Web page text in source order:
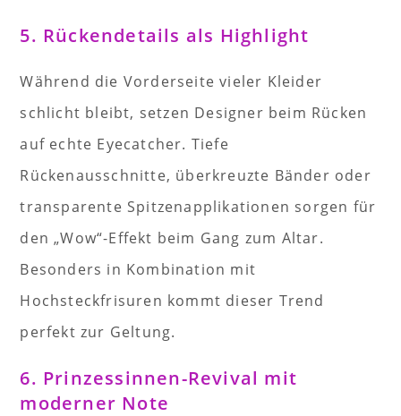
5. Rückendetails als Highlight
Während die Vorderseite vieler Kleider
schlicht bleibt, setzen Designer beim Rücken
auf echte Eyecatcher. Tiefe
Rückenausschnitte, überkreuzte Bänder oder
transparente Spitzenapplikationen sorgen für
den „Wow“-Effekt beim Gang zum Altar.
Besonders in Kombination mit
Hochsteckfrisuren kommt dieser Trend
perfekt zur Geltung.
6. Prinzessinnen-Revival mit
moderner Note